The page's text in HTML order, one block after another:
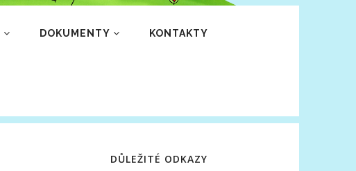
DOKUMENTY KONTAKTY
DŮLEŽITÉ ODKAZY